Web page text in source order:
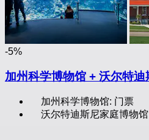
-5%
加州科学博物馆 + 沃尔特
加州科学博物馆: 门票
沃尔特迪斯尼家庭博物